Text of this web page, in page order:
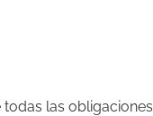
todas las